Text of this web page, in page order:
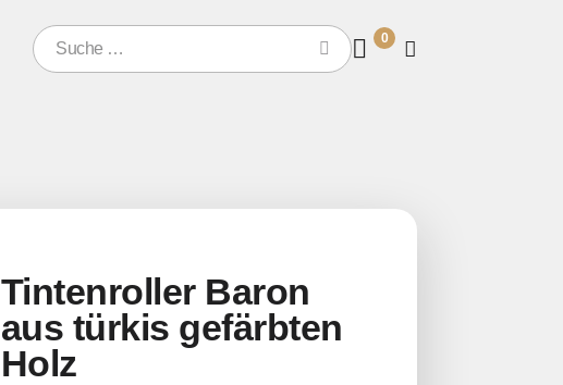
0
Tintenroller Baron
aus türkis gefärbten
Holz